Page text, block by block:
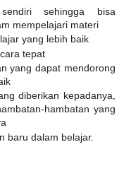
sehingga bisa
mempelajari materi
yang lebih baik
tepat
yang dapat mendorong
diberikan kepadanya,
hambatan yang
baru dalam belajar.